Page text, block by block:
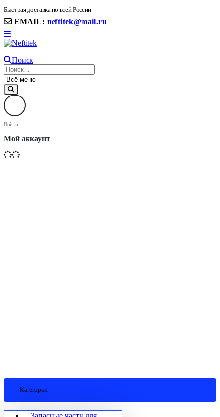
Быстрая доставка по всей России
EMAIL: neftitek@mail.ru
Поиск
Войти
Мой аккаунт
Категории
Запасные части для
8(906) 399 11 22 | 8(905)367-58-58